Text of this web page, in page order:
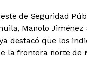
de Seguridad
Manolo
destacó que los
la frontera norte de